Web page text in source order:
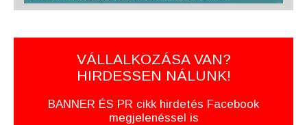
VÁLLALKOZÁSA VAN?
HIRDESSEN NÁLUNK!
BANNER ÉS PR cikk hirdetés Facebook
megjelenéssel is